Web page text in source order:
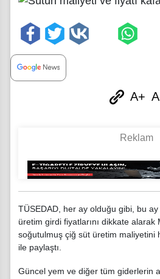
A+
TÜSEDAD, her ay olduğu gibi, bu
üretim girdi fiyatlarını dikkate alarak
soğutulmuş çiğ süt üretim maliyetini
ile paylaştı.
Güncel yem ve diğer tüm giderlerin